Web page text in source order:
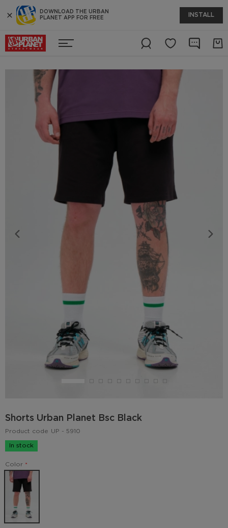
DOWNLOAD THE URBAN
PLANET APP FOR FREE
INSTALL
Shorts Urban Planet Bsc Black
Product code UP - 5910
In stock
Color